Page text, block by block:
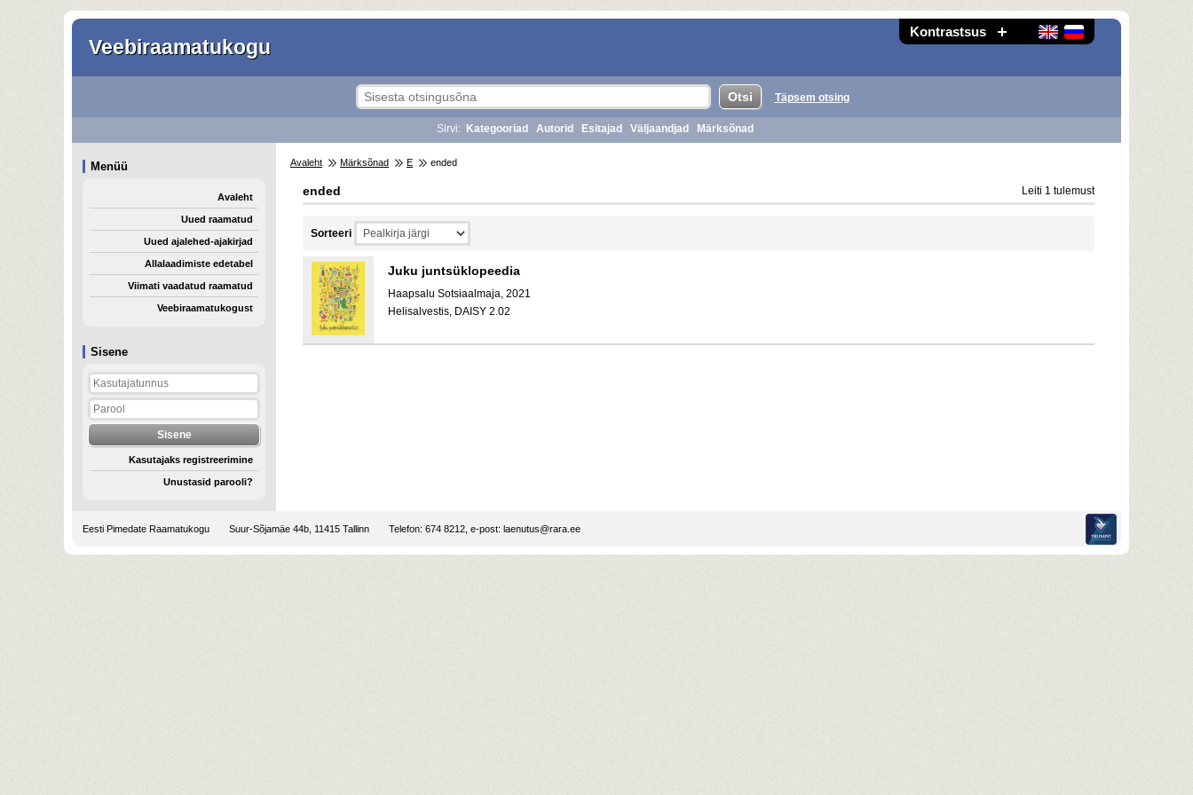
Kontrastsus
Veebiraamatukogu
Sisene
Kasutajaks registreerimine
Unustasid parooli?
Täpsem otsing
Sirvi: Kategooriad Autorid Esitajad Väljaandjad Märksõnad
Menüü
Avaleht
Uued raamatud
Uued ajalehed-ajakirjad
Allalaadimiste edetabel
Viimati vaadatud raamatud
Veebiraamatukogust
Avaleht Märksõnad E ended
ended Leiti 1 tulemust
Sorteeri
Juku juntsüklopeedia
Haapsalu Sotsiaalmaja, 2021
Helisalvestis, DAISY 2.02
Eesti Pimedate Raamatukogu Suur-Sõjamäe 44b, 11415 Tallinn Telefon: 674 8212, e-post: laenutus@rara.ee